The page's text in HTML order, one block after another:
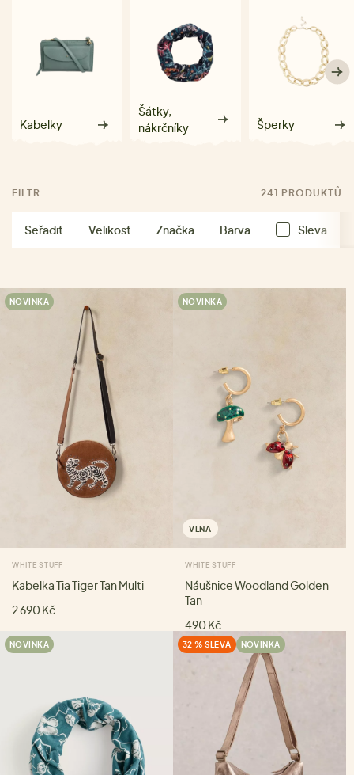
Kabelky
Šátky,
nákrčníky
Šperky
FILTR 241 PRODUKTŮ
Seřadit Velikost Značka Barva Sleva
NOVINKA
WHITE STUFF
Kabelka Tia Tiger Tan Multi
2 690 Kč
NOVINKA
VLNA
WHITE STUFF
Náušnice Woodland Golden
Tan
490 Kč
NOVINKA 32 % SLEVA NOVINKA